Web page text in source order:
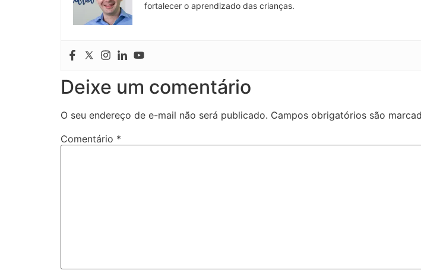
fortalecer o aprendizado das crianças.
Deixe um comentário
O seu endereço de e-mail não será publicado. Campos obrigatórios são
Comentário *